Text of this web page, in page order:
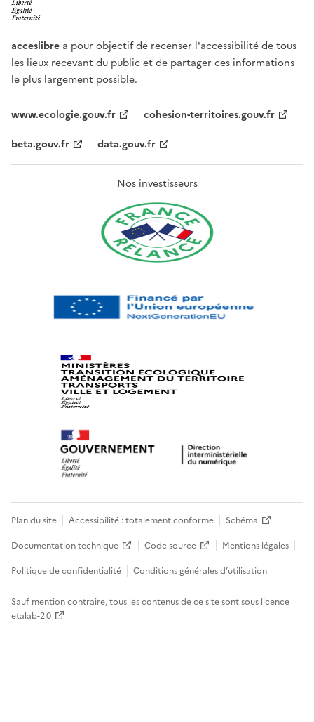
acceslibre a pour objectif de recenser l'accessibilité de tous
les lieux recevant du public et de partager ces informations
le plus largement possible.
www.ecologie.gouv.fr
cohesion-territoires.gouv.fr
beta.gouv.fr
data.gouv.fr
Nos investisseurs
Plan du site Accessibilité : totalement conforme
Schéma
Documentation technique
Code source
Mentions légales
Politique de confidentialité
Conditions générales d’utilisation
Sauf mention contraire, tous les contenus de ce site sont sous licence
etalab-2.0